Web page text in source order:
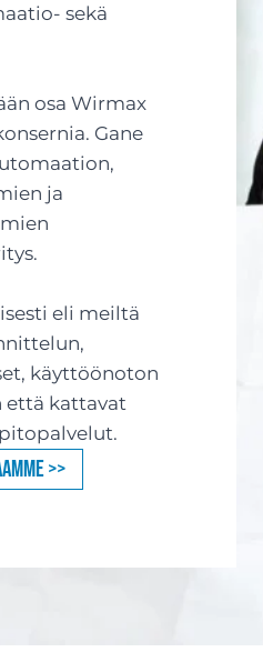
sekä
osa Wirmax
Gane
ja
eli meiltä
käyttöönoton
että kattavat
>>